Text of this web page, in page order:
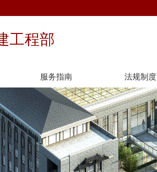
工程部
服务指南 法规制度